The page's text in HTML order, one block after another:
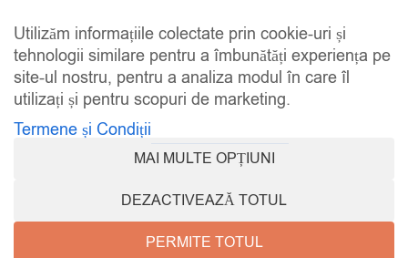
Utilizăm informațiile colectate prin cookie-uri și
tehnologii similare pentru a îmbunătăți experiența pe
site-ul nostru, pentru a analiza modul în care îl
utilizați și pentru scopuri de marketing.
Termene și Condiții
MAI MULTE OPȚIUNI
DEZACTIVEAZĂ TOTUL
PERMITE TOTUL
COMPARE (0)
COMPARE
REMOVE ALL PRODUCTS